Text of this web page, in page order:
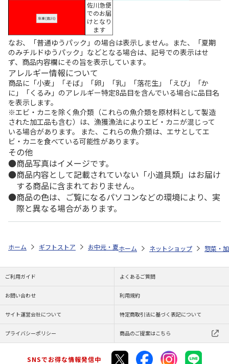
佐川急便
でのお届
けとなり
ます
なお、「普通ゆうパック」の場合は表示しません。また、「夏期
のみチルドゆうパック」などとなる場合は、記号での表示はせ
ず、商品内容欄にその旨を表示しています。
アレルギー情報について
商品に「小麦」「そば」「卵」「乳」「落花生」「えび」「か
に」「くるみ」のアレルギー特定8品目を含んでいる場合に品目名
を表示します。
※エビ・カニを除く魚介類（これらの魚介類を原材料として製造
された加工品も含む）は、漁獲漁法によりエビ・カニが混じって
いる場合があります。 また、これらの魚介類は、エサとしてエ
ビ・カニを食べている可能性があります。
その他
商品写真はイメージです。
商品内容として記載されていない「小道具類」はお届け
する商品に含まれておりません。
商品の色は、ご覧になるパソコンなどの環境により、実
際と異なる場合があります。
ホーム ギフトストア お中元・夏ギフト特集 2026 ゆうゆうギフト
ホーム ネットショップ 惣菜・
ご利用ガイド よくあるご質問
お問い合わせ 利用規約
サイト運営会社について 特定商取引法に基づく表記について
プライバシーポリシー 商品のご提案はこちら
SNSでお得な情報発信中